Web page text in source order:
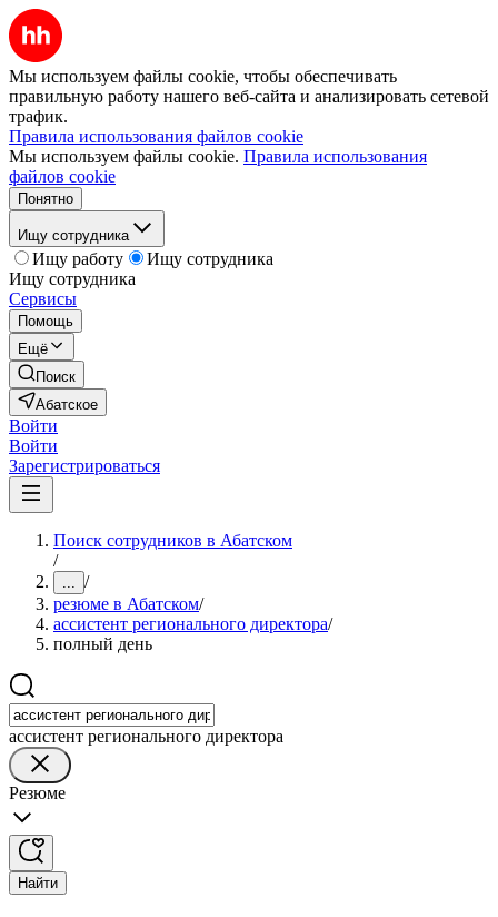
Мы используем файлы cookie, чтобы обеспечивать
правильную работу нашего веб-сайта и анализировать сетевой
трафик.
Правила использования файлов cookie
Мы используем файлы cookie. Правила использования
файлов cookie
Понятно
Ищу сотрудника
Ищу работу
Ищу сотрудника
Ищу сотрудника
Сервисы
Помощь
Ещё
Поиск
Абатское
Войти
Войти
Зарегистрироваться
Поиск сотрудников в Абатском
/
... /
резюме в Абатском/
ассистент регионального директора/
полный день
ассистент регионального директора
Резюме
Найти